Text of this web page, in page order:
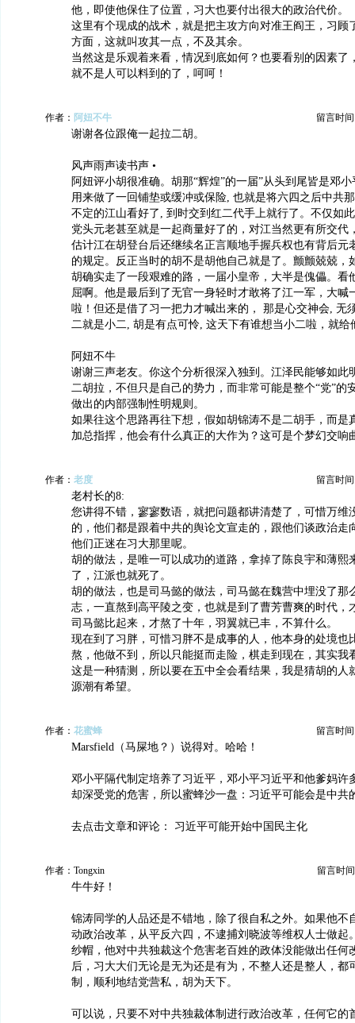
他，即使他保住了位置，习大也要付出很大的政治代价。
这里有个现成的战术，就是把主攻方向对准王阎王，习顾
方面，这就叫攻其一点，不及其余。
当然这是乐观着来看，情况到底如何？也要看别的因素了
就不是人可以料到的了，呵呵！
作者： 阿妞不牛 留言时间
谢谢各位跟俺一起拉二胡。
风声雨声读书声 •
阿妞评小胡很准确。胡那“辉煌”的一届”从头到尾皆是邓
用来做了一回铺垫或缓冲或保险, 也就是将六四之后中共
不定的江山看好了, 到时交到红二代手上就行了。不仅如
党头元老甚至就是一起商量好了的，对江当然更有所交代
估计江在胡登台后还继续名正言顺地手握兵权也有背后元
的规定。反正当时的胡不是胡他自己就是了。颤颤兢兢，
胡确实走了一段艰难的路，一届小皇帝，大半是傀儡。看
屈啊。他是最后到了无官一身轻时才敢将了江一军，大喊
啦！但还是借了习一把力才喊出来的， 那是心交神会, 无
二就是小二, 胡是有点可怜, 这天下有谁想当小二啦，就给
阿妞不牛
谢谢三声老友。你这个分析很深入独到。江泽民能够如此
二胡拉，不但只是自己的势力，而非常可能是整个“党”的
做出的内部强制性明规则。
如果往这个思路再往下想，假如胡锦涛不是二胡手，而是
加总指挥，他会有什么真正的大作为？这可是个梦幻交响
作者： 老度 留言时间
老村长的8:
您讲得不错，寥寥数语，就把问题都讲清楚了，可惜万维
的，他们都是跟着中共的舆论文宣走的，跟他们谈政治走
他们正迷在习大那里呢。
胡的做法，是唯一可以成功的道路，拿掉了陈良宇和薄熙
了，江派也就死了。
胡的做法，也是司马懿的做法，司马懿在魏营中埋没了那
志，一直熬到高平陵之变，也就是到了曹芳曹爽的时代，
司马懿比起来，才熬了十年，羽翼就已丰，不算什么。
现在到了习胖，可惜习胖不是成事的人，他本身的处境也
熬，他做不到，所以只能挺而走险，棋走到现在，其实我
这是一种猜测，所以要在五中全会看结果，我是猜胡的人
源潮有希望。
作者： 花蜜蜂 留言时间
Marsfield（马屎地？）说得对。哈哈！
邓小平隔代制定培养了习近平，邓小平习近平和他爹妈许
却深受党的危害，所以蜜蜂沙一盘：习近平可能会是中共
去点击文章和评论： 习近平可能开始中国民主化
作者：Tongxin 留言时
牛牛好！
锦涛同学的人品还是不错地，除了很自私之外。如果他不
动政治改革，从平反六四，不逮捕刘晓波等维权人士做起
纱帽，他对中共独裁这个危害老百姓的政体没能做出任何
后，习大大们无论是无为还是有为，不整人还是整人，都
制，顺利地结党营私，胡为天下。
可以说，只要不对中共独裁体制进行政治改革，任何它的